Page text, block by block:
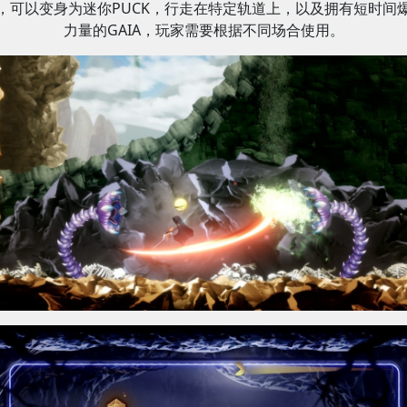
可以变身为迷你PUCK，行走在特定轨道上，以及拥有短时间
力量的GAIA，玩家需要根据不同场合使用。